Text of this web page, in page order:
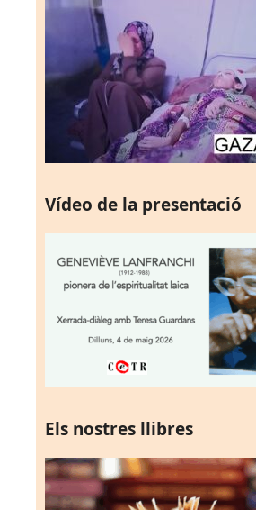
Vídeo de la presentació
Els nostres llibres